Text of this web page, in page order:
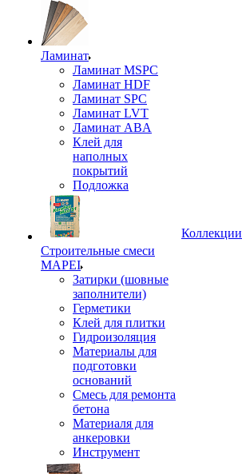
Ламинат
Ламинат MSPC
Ламинат HDF
Ламинат SPC
Ламинат LVT
Ламинат ABA
Клей для
наполных
покрытий
Подложка
Строительные смеси
MAPEI
Затирки (шовные
заполнители)
Герметики
Клей для плитки
Гидроизоляция
Материалы для
подготовки
оснований
Смесь для ремонта
бетона
Материаля для
анкеровки
Инструмент
Коллекции